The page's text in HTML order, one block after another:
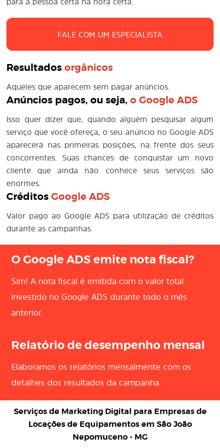
FALE COM UM ESPECIALISTA
Resultadosorgânicos
Aqueles que aparecem sem pagar anúncios.
Anúncios pagos, ou seja,oGoogle ADS
Isso quer dizer que, quando alguém pesquisar algum
serviço que você ofereça, o seu anúncio no Google ADS
aparecerá nas primeiras posições, na frente dos seus
concorrentes. Suas chances de conquistar um novo
cliente que ainda não conhece seus serviços são
enormes.
CréditosGoogle ADS
Valor pago ao Google ADS para utilização de créditos
durante as campanhas.
O Google ADS emite nota fiscal?
Sim! A nota fiscal é emitida com o valor total
investido no Google ADS durante todo o mês
anterior.
Relatório de desempenho mensal
Elaboramos os relatórios mensalmente com os
detalhes dos resultados da campanha.
Serviços de Marketing Digital para Empresas de
Locações de Equipamentos em São João
Nepomuceno - MG